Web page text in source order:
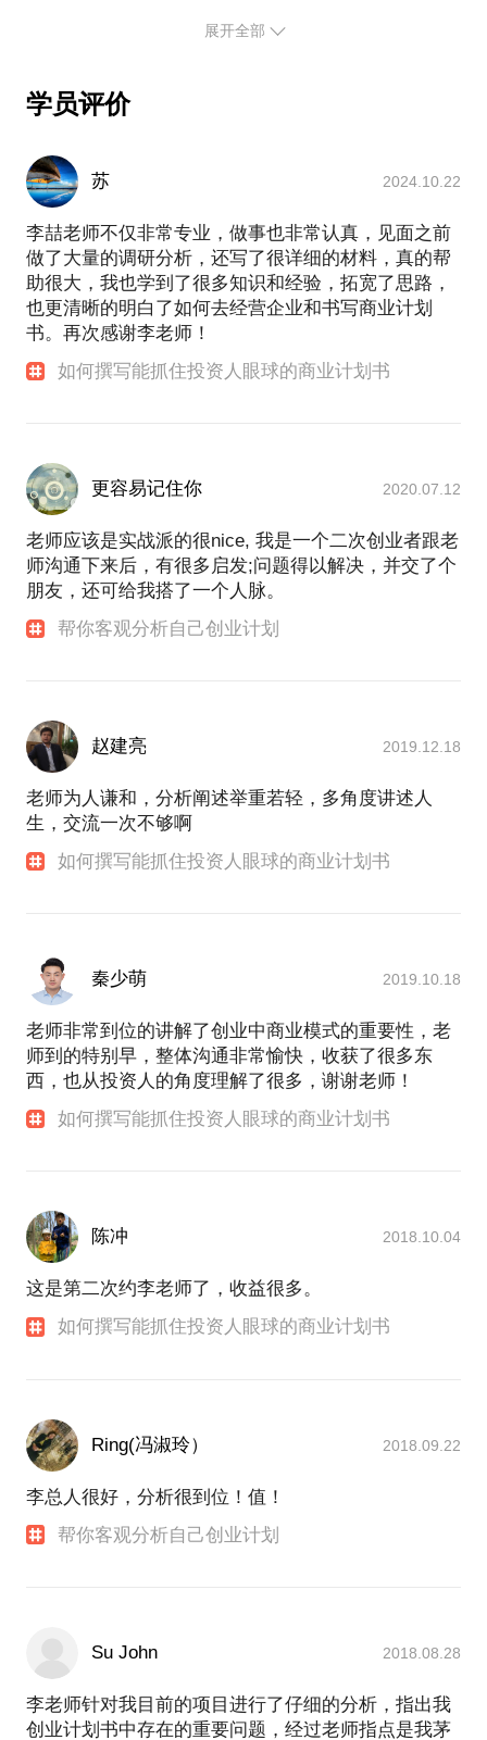
帮助学员分析初创公司团队股权人事架构，争取在最
PS.在选择与我见面前，请把你的问题更具体化。最
用完善，以便让我们在一小时左右的线上聊天尽可能
美石有的晶莹剔透，有的温润可人，有的蓝星点点，
芙蓉的细腻温润，就像小孩皮肤，吹弹得破，美不胜
收。如果能够对石头有更多了解和知识，你的人生一
定会更加精彩，因为每一块石头都可能藏着奇迹。和
我聊聊吧，你能够：
知道篆刻美石的基本知识和文化；
了解中国的四大印石；
亲手感受不同品种的石头；
在哪些方面有所经验积累，自认为应该是对创业项目
庸过一生。年轻时意气风发，幸运进入了中国最传奇
金屋、高楼起，也见过虎落平阳、龙困浅滩。自己也
曾纸醉金迷，也曾奋发苦斗以改变命运。时至不惑，
对于年轻人应该追求什么，怎样追求，还是有点过来
人的发言权。
我是一个在上海生活的兰州人，有海派的细腻也有大
西北的豪爽。我好金石书画，文房四宝，每周跑上海
古玩市场是必须的娱乐。告诉大家一个小秘密，上海
的某个地方藏着全中国最便宜的的古玩地摊，经常跑
跑绝对有收获，想了解详情的快来约我吧。
想对我了解更多，欢迎收听我的小讲：
在微信“扫一扫”中打开相册，选中刚刚截屏的图片，
展开全部
学员评价
苏 2024.10.22
李喆老师不仅非常专业，做事也非常认真，见面之前
做了大量的调研分析，还写了很详细的材料，真的帮
助很大，我也学到了很多知识和经验，拓宽了思路，
也更清晰的明白了如何去经营企业和书写商业计划
书。再次感谢李老师！
如何撰写能抓住投资人眼球的商业计划书
更容易记住你 2020.07.12
老师应该是实战派的很nice, 我是一个二次创业者跟老
师沟通下来后，有很多启发;问题得以解决，并交了个
朋友，还可给我搭了一个人脉。
帮你客观分析自己创业计划
赵建亮 2019.12.18
老师为人谦和，分析阐述举重若轻，多角度讲述人
生，交流一次不够啊
如何撰写能抓住投资人眼球的商业计划书
秦少萌 2019.10.18
老师非常到位的讲解了创业中商业模式的重要性，老
师到的特别早，整体沟通非常愉快，收获了很多东
西，也从投资人的角度理解了很多，谢谢老师！
如何撰写能抓住投资人眼球的商业计划书
陈冲 2018.10.04
这是第二次约李老师了，收益很多。
如何撰写能抓住投资人眼球的商业计划书
Ring(冯淑玲） 2018.09.22
李总人很好，分析很到位！值！
帮你客观分析自己创业计划
Su John 2018.08.28
李老师针对我目前的项目进行了仔细的分析，指出我
创业计划书中存在的重要问题，经过老师指点是我茅